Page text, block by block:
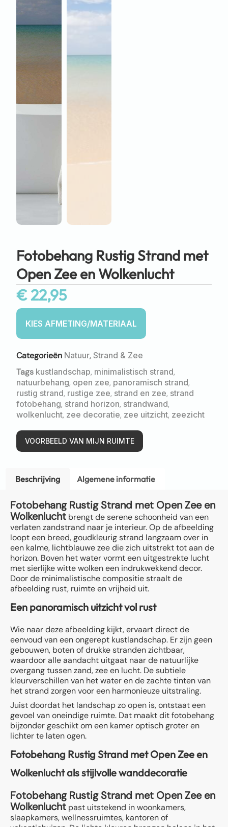
Fotobehang Rustig Strand met
Open Zee en Wolkenlucht
€22,95
Categorieën Natuur, Strand & Zee
Tags kustlandschap, minimalistisch strand,
natuurbehang, open zee, panoramisch strand,
rustig strand, rustige zee, strand en zee, strand
fotobehang, strand horizon, strandwand,
wolkenlucht, zee decoratie, zee uitzicht, zeezicht
VOORBEELD VAN MIJN RUIMTE
Beschrijving Algemene informatie
Fotobehang Rustig Strand met Open Zee en
Wolkenlucht brengt de serene schoonheid van een
verlaten zandstrand naar je interieur. Op de afbeelding
loopt een breed, goudkleurig strand langzaam over in
een kalme, lichtblauwe zee die zich uitstrekt tot aan de
horizon. Boven het water vormt een uitgestrekte lucht
met sierlijke witte wolken een indrukwekkend decor.
Door de minimalistische compositie straalt de
afbeelding rust, ruimte en vrijheid uit.
Een panoramisch uitzicht vol rust
Wie naar deze afbeelding kijkt, ervaart direct de
eenvoud van een ongerept kustlandschap. Er zijn geen
gebouwen, boten of drukke stranden zichtbaar,
waardoor alle aandacht uitgaat naar de natuurlijke
overgang tussen zand, zee en lucht. De subtiele
kleurverschillen van het water en de zachte tinten van
het strand zorgen voor een harmonieuze uitstraling.
Juist doordat het landschap zo open is, ontstaat een
gevoel van oneindige ruimte. Dat maakt dit fotobehang
bijzonder geschikt om een kamer optisch groter en
lichter te laten ogen.
Fotobehang Rustig Strand met Open Zee en
Wolkenlucht als stijlvolle wanddecoratie
Fotobehang Rustig Strand met Open Zee en
Wolkenlucht past uitstekend in woonkamers,
slaapkamers, wellnessruimtes, kantoren of